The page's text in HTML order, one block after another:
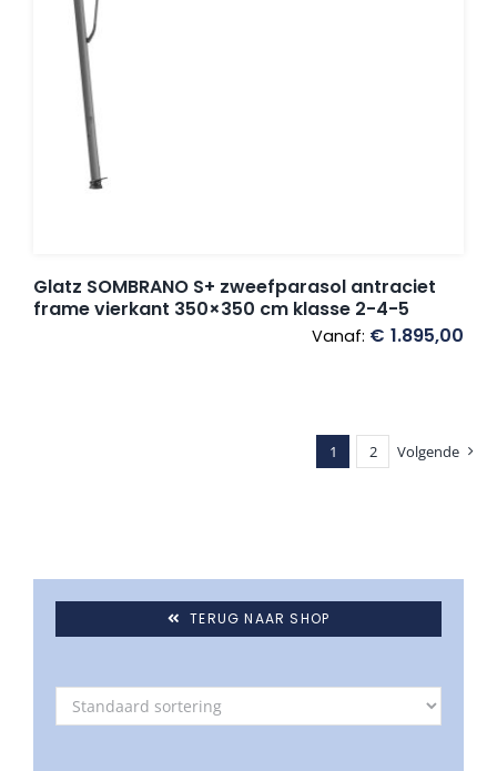
Glatz SOMBRANO S+ zweefparasol antraciet
frame vierkant 350×350 cm klasse 2-4-5
Vanaf: € 1.895,00
1 2 Volgende
TERUG NAAR SHOP